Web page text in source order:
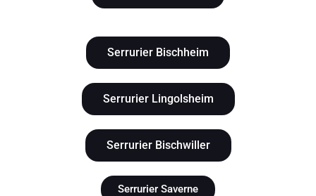
Serrurier Bischheim
Serrurier Lingolsheim
Serrurier Bischwiller
Serrurier Saverne